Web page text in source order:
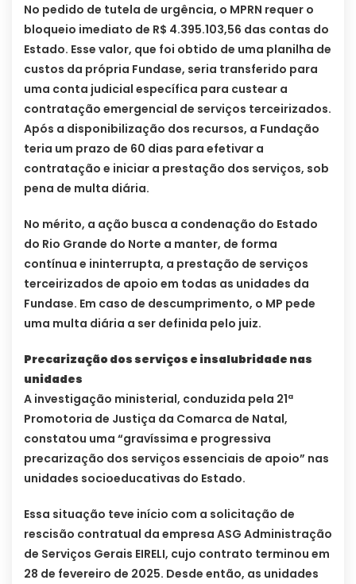
No pedido de tutela de urgência, o MPRN requer o
bloqueio imediato de R$ 4.395.103,56 das contas do
Estado. Esse valor, que foi obtido de uma planilha de
custos da própria Fundase, seria transferido para
uma conta judicial específica para custear a
contratação emergencial de serviços terceirizados.
Após a disponibilização dos recursos, a Fundação
teria um prazo de 60 dias para efetivar a
contratação e iniciar a prestação dos serviços, sob
pena de multa diária.
No mérito, a ação busca a condenação do Estado
do Rio Grande do Norte a manter, de forma
contínua e ininterrupta, a prestação de serviços
terceirizados de apoio em todas as unidades da
Fundase. Em caso de descumprimento, o MP pede
uma multa diária a ser definida pelo juiz.
Precarização dos serviços e insalubridade nas
unidades
A investigação ministerial, conduzida pela 21ª
Promotoria de Justiça da Comarca de Natal,
constatou uma “gravíssima e progressiva
precarização dos serviços essenciais de apoio” nas
unidades socioeducativas do Estado.
Essa situação teve início com a solicitação de
rescisão contratual da empresa ASG Administração
de Serviços Gerais EIRELI, cujo contrato terminou em
28 de fevereiro de 2025. Desde então, as unidades